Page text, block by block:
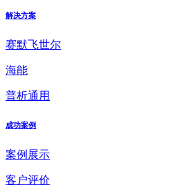
解决方案
赛默飞世尔
海能
普析通用
成功案例
案例展示
客户评价